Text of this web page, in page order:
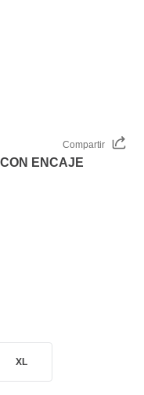
Compartir
ENCAJE
XL